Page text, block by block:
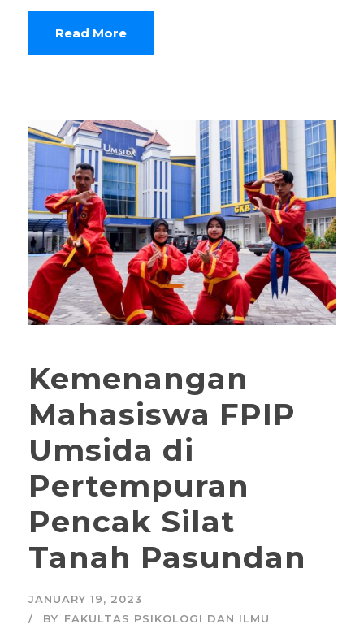
Read More
Kemenangan
Mahasiswa FPIP
Umsida di
Pertempuran
Pencak Silat
Tanah Pasundan
JANUARY 19, 2023
BY FAKULTAS PSIKOLOGI DAN ILMU